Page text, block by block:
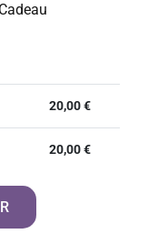
20,00€
20,00€